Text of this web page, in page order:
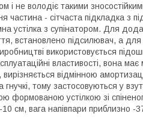
і не володіє такими
частина - сітчаста підкладка з
устілка з супінатором. Для
встановлено підсилювач, а
використовується
властивості, вона
відмінною
гнучкі, тому застосовуються у
формованою устілкою зі
см, вага напівпари приблизно -